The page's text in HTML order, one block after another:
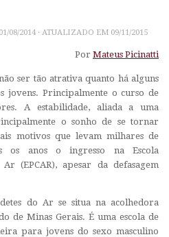
01/08/2014 · ATUALIZADO EM 09/11/2015
Por Mateus Picinatti
ser tão atrativa quanto há alguns
jovens. Principalmente o curso de
A estabilidade, aliada a uma
o sonho de se tornar
motivos que levam milhares de
os anos o ingresso na Escola
(EPCAR), apesar da defasagem
do Ar se situa na acolhedora
de Minas Gerais. É uma escola de
para jovens do sexo masculino